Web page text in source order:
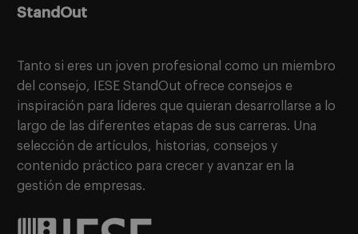
StandOut
Tanto si eres un joven profesional como un miembro
del consejo, IESE StandOut ofrece consejos e
inspiración para líderes que quieran desarrollarse a lo
largo de las diferentes etapas de sus carreras. Una
selección de artículos, historias, consejos y
contenido práctico para crecer y avanzar en la
gestión de empresas.